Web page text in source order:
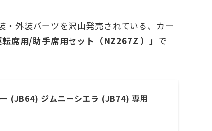
外装パーツを沢山発売されている、カー
転席用/助手席用セット（NZ267Z ）」 で
(JB64) ジムニーシエラ (JB74) 専用